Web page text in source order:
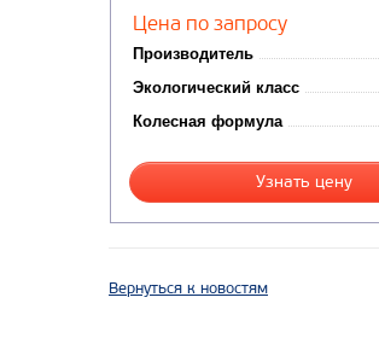
Цена по запросу
Производитель
Экологический класс
Колесная формула
Узнать цену
Вернуться к новостям